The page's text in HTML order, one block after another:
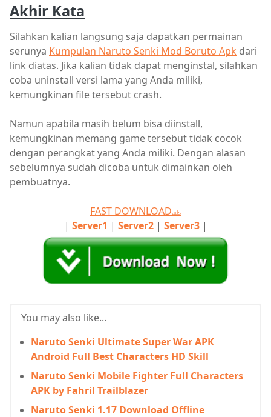
Akhir Kata
Silahkan kalian langsung saja dapatkan permainan
serunya Kumpulan Naruto Senki Mod Boruto Apk dari
link diatas. Jika kalian tidak dapat menginstal, silahkan
coba uninstall versi lama yang Anda miliki,
kemungkinan file tersebut crash.
Namun apabila masih belum bisa diinstall,
kemungkinan memang game tersebut tidak cocok
dengan perangkat yang Anda miliki. Dengan alasan
sebelumnya sudah dicoba untuk dimainkan oleh
pembuatnya.
FAST DOWNLOADads
| Server1 | Server2 | Server3 |
You may also like...
Naruto Senki Ultimate Super War APK
Android Full Best Characters HD Skill
Naruto Senki Mobile Fighter Full Characters
APK by Fahril Trailblazer
Naruto Senki 1.17 Download Offline